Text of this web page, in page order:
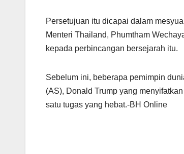
Persetujuan itu dicapai dalam
Menteri Thailand, Phumtham
kepada perbincangan bersejarah itu.
Sebelum ini, beberapa pemimpin
(AS), Donald Trump yang
satu tugas yang hebat.-BH Online